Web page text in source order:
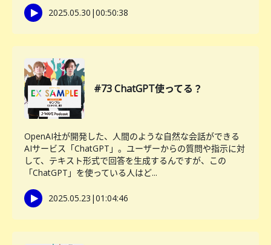
2025.05.30 |00:50:38
#73 ChatGPT使ってる？
OpenAI社が開発した、人間のような自然な会話ができる
AIサービス「ChatGPT」。ユーザーからの質問や指示に対
して、テキスト形式で回答を生成するんですが、この
「ChatGPT」を使っている人はど...
2025.05.23 |01:04:46